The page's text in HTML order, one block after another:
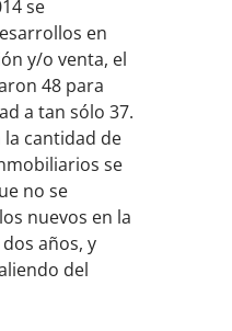
se
en
y/o venta, el
48 para
a tan sólo 37.
la cantidad de
se
no se
nuevos en la
años, y
del